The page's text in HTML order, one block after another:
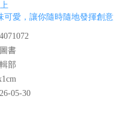
可愛，讓你隨時隨地發揮創意
書
部
05-30